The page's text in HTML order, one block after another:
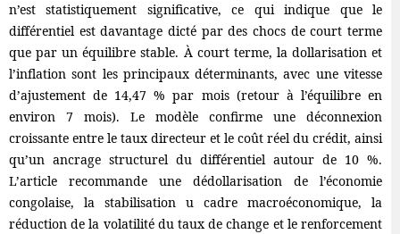
n’est statistiquement significative, ce qui indique que le
différentiel est davantage dicté par des chocs de court terme
que par un équilibre stable. À court terme, la dollarisation et
l’inflation sont les principaux déterminants, avec une vitesse
d’ajustement de 14,47 % par mois (retour à l’équilibre en
environ 7 mois). Le modèle confirme une déconnexion
croissante entre le taux directeur et le coût réel du crédit, ainsi
qu’un ancrage structurel du différentiel autour de 10 %.
L’article recommande une dédollarisation de l’économie
congolaise, la stabilisation u cadre macroéconomique, la
réduction de la volatilité du taux de change et le renforcement